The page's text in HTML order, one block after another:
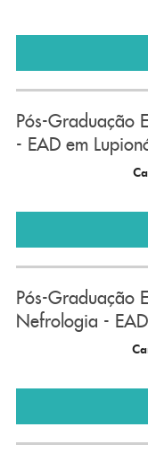
Pós-Graduação
- EAD em
Pós-Graduação
Nefrologia -